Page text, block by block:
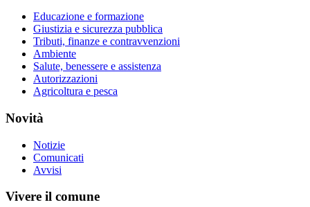
Educazione e formazione
Giustizia e sicurezza pubblica
Tributi, finanze e contravvenzioni
Ambiente
Salute, benessere e assistenza
Autorizzazioni
Agricoltura e pesca
Novità
Notizie
Comunicati
Avvisi
Vivere il comune